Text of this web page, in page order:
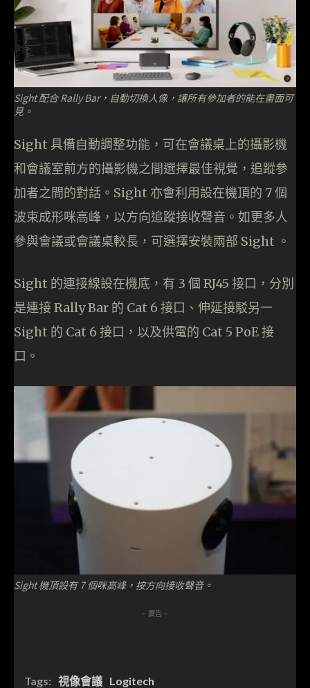
Sight 配合 Rally Bar，自動切換人像，讓所有參加者的能在畫面可
見。
Sight 具備自動調整功能，可在會議桌上的攝影機
和會議室前方的攝影機之間選擇最佳視覺，追蹤參
加者之間的對話。Sight 亦會利用設在機頂的 7 個
波束成形咪高峰，以方向追蹤接收聲音。如更多人
參與會議或會議桌較長，可選擇安裝兩部 Sight 。
Sight 的連接線設在機底，有 3 個 RJ45 接口，分別
是連接 Rally Bar 的 Cat 6 接口、伸延接駁另一
Sight 的 Cat 6 接口，以及供電的 Cat 5 PoE 接
口。
Sight 機頂設有 7 個咪高峰，按方向接收聲音。
- 廣告 -
Tags: 視像會議 Logitech